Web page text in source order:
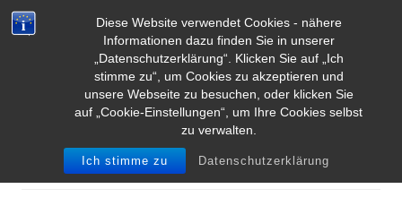
Diese Website verwendet Cookies - nähere
Informationen dazu finden Sie in unserer
„Datenschutzerklärung“. Klicken Sie auf „Ich
stimme zu“, um Cookies zu akzeptieren und
unsere Webseite zu besuchen, oder klicken Sie
auf „Cookie-Einstellungen“, um Ihre Cookies selbst
zu verwalten.
Ich stimme zu Datenschutzerklärung
ARCHIV DER KATEGORIE:BUCH